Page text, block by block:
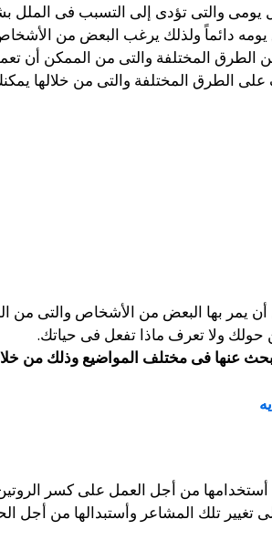
والتى تؤدى إلى التسبب فى الملل
دائماً ولذلك يرغب البعض من
المختلفة والتى من الممكن أن
الطرق المختلفة والتى من خلالها
يمر بها البعض من الأشخاص والتى من
حولك ولا تعرف ماذا تفعل فى حياتك.
عنها فى مختلف المواضيع وذلك من
من أجل العمل على كسر
تغيير تلك المشاعر وأستبدالها من أجل